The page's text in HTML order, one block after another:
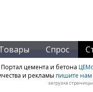
Спрос
цемента и бетона
и рекламы пишите нам
загрузка